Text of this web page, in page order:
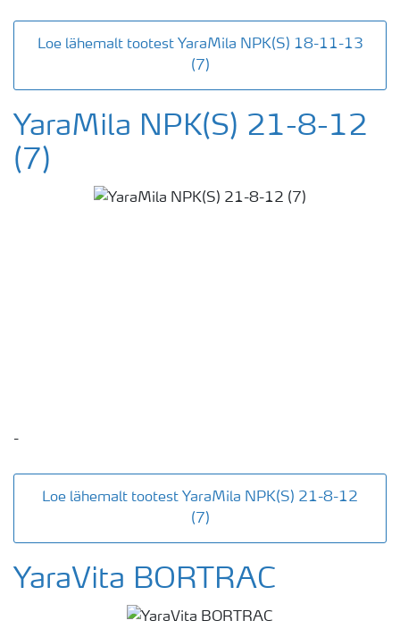
Loe lähemalt tootest YaraMila NPK(S) 18-11-13
(7)
YaraMila NPK(S) 21-8-12
(7)
-
Loe lähemalt tootest YaraMila NPK(S) 21-8-12
(7)
YaraVita BORTRAC